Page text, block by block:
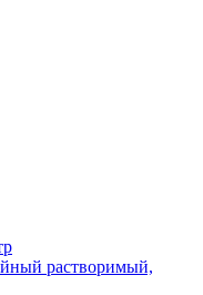
растворимый,